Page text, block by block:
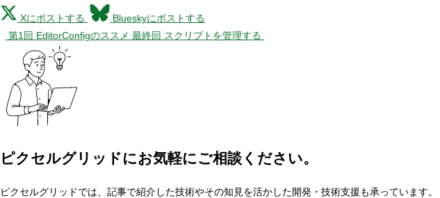
Xにポストする
Blueskyにポストする
第1回 EditorConfigのススメ 最終回 スクリプトを管理する
ピクセルグリッドにお気軽にご相談ください。
ピクセルグリッドでは、記事で紹介した技術やその知見を活かした開発・技術支援も承っています。